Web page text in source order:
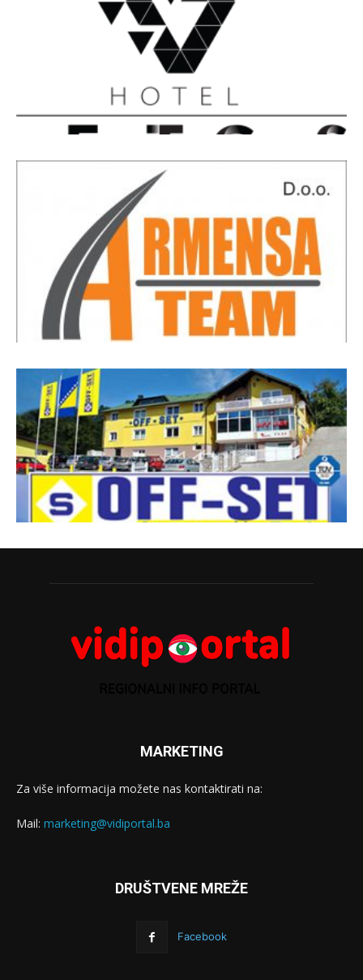
MARKETING
Za više informacija možete nas kontaktirati na:
Mail: marketing@vidiportal.ba
DRUŠTVENE MREŽE
Facebook